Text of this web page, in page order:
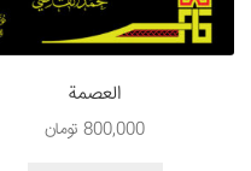
العصمة
800,000 تومان